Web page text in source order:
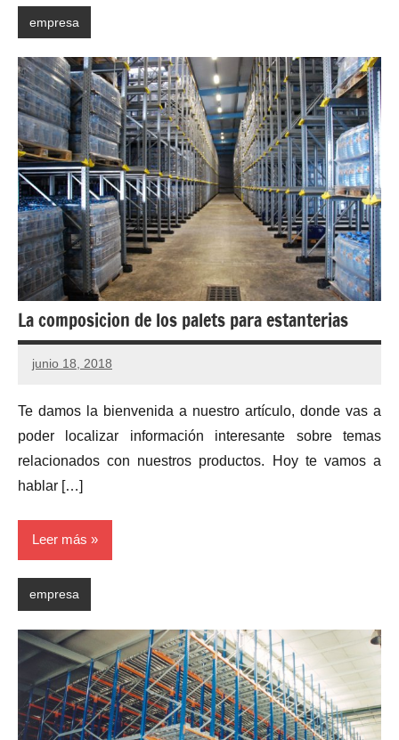
empresa
La composicion de los palets para estanterias
junio 18, 2018
Te damos la bienvenida a nuestro artículo, donde vas a
poder localizar información interesante sobre temas
relacionados con nuestros productos. Hoy te vamos a
hablar […]
Leer más
empresa